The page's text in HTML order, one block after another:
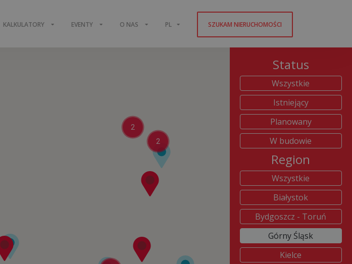
KALKULATORY EVENTY O NAS PL SZUKAM NIERUCHOMOŚCI
2
2
Status
Wszystkie
Istniejący
Planowany
W budowie
Region
Wszystkie
Białystok
Bydgoszcz - Toruń
Górny Śląsk
Kielce